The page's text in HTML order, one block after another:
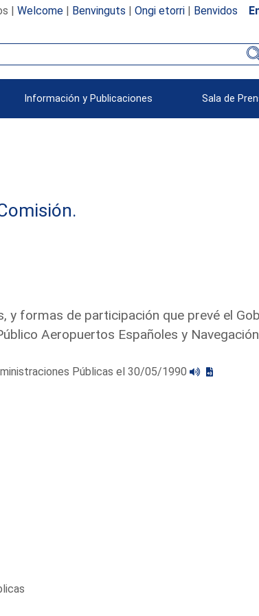
| Welcome| Benvinguts | Ongi etorri| Benvidos
Información y Publicaciones Sala de
y formas de participación que prevé el
Aeropuertos Españoles y
Públicas el 30/05/1990